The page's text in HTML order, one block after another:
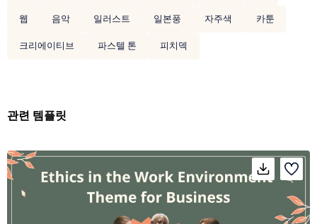
웹
음악 일러스트 일본풍 자주색
카툰
크리에이티브
파스텔 톤 피치덱
관련 템플릿